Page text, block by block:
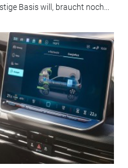
Basis will, braucht noch...